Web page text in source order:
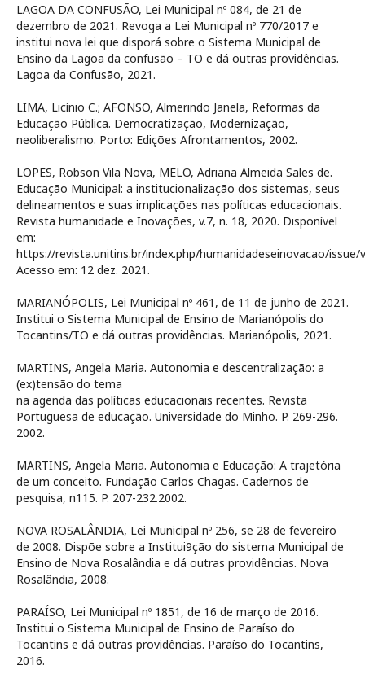
LAGOA DA CONFUSÃO, Lei Municipal nº 084, de 21 de
dezembro de 2021. Revoga a Lei Municipal nº 770/2017 e
institui nova lei que disporá sobre o Sistema Municipal de
Ensino da Lagoa da confusão – TO e dá outras providências.
Lagoa da Confusão, 2021.
LIMA, Licínio C.; AFONSO, Almerindo Janela, Reformas da
Educação Pública. Democratização, Modernização,
neoliberalismo. Porto: Edições Afrontamentos, 2002.
LOPES, Robson Vila Nova, MELO, Adriana Almeida Sales de.
Educação Municipal: a institucionalização dos sistemas, seus
delineamentos e suas implicações nas políticas educacionais.
Revista humanidade e Inovações, v.7, n. 18, 2020. Disponível
em:
https://revista.unitins.br/index.php/humanidadeseinovacao/issue/
Acesso em: 12 dez. 2021.
MARIANÓPOLIS, Lei Municipal nº 461, de 11 de junho de 2021.
Institui o Sistema Municipal de Ensino de Marianópolis do
Tocantins/TO e dá outras providências. Marianópolis, 2021.
MARTINS, Angela Maria. Autonomia e descentralização: a
(ex)tensão do tema
na agenda das políticas educacionais recentes. Revista
Portuguesa de educação. Universidade do Minho. P. 269-296.
2002.
MARTINS, Angela Maria. Autonomia e Educação: A trajetória
de um conceito. Fundação Carlos Chagas. Cadernos de
pesquisa, n115. P. 207-232.2002.
NOVA ROSALÂNDIA, Lei Municipal nº 256, se 28 de fevereiro
de 2008. Dispõe sobre a Institui9ção do sistema Municipal de
Ensino de Nova Rosalândia e dá outras providências. Nova
Rosalândia, 2008.
PARAÍSO, Lei Municipal nº 1851, de 16 de março de 2016.
Institui o Sistema Municipal de Ensino de Paraíso do
Tocantins e dá outras providências. Paraíso do Tocantins,
2016.